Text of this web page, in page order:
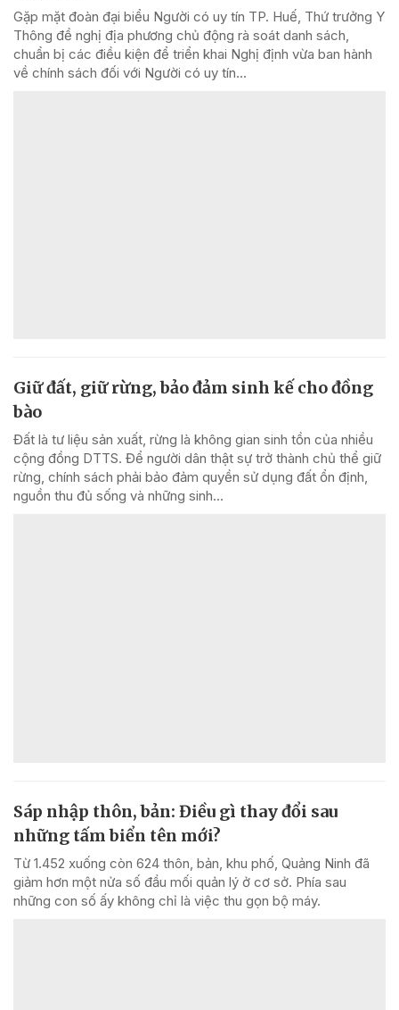
Gặp mặt đoàn đại biểu Người có uy tín TP. Huế, Thứ trưởng Y
Thông đề nghị địa phương chủ động rà soát danh sách,
chuẩn bị các điều kiện để triển khai Nghị định vừa ban hành
về chính sách đối với Người có uy tín...
Giữ đất, giữ rừng, bảo đảm sinh kế cho đồng
bào
Đất là tư liệu sản xuất, rừng là không gian sinh tồn của nhiều
cộng đồng DTTS. Để người dân thật sự trở thành chủ thể giữ
rừng, chính sách phải bảo đảm quyền sử dụng đất ổn định,
nguồn thu đủ sống và những sinh...
Sáp nhập thôn, bản: Điều gì thay đổi sau
những tấm biển tên mới?
Từ 1.452 xuống còn 624 thôn, bản, khu phố, Quảng Ninh đã
giảm hơn một nửa số đầu mối quản lý ở cơ sở. Phía sau
những con số ấy không chỉ là việc thu gọn bộ máy.